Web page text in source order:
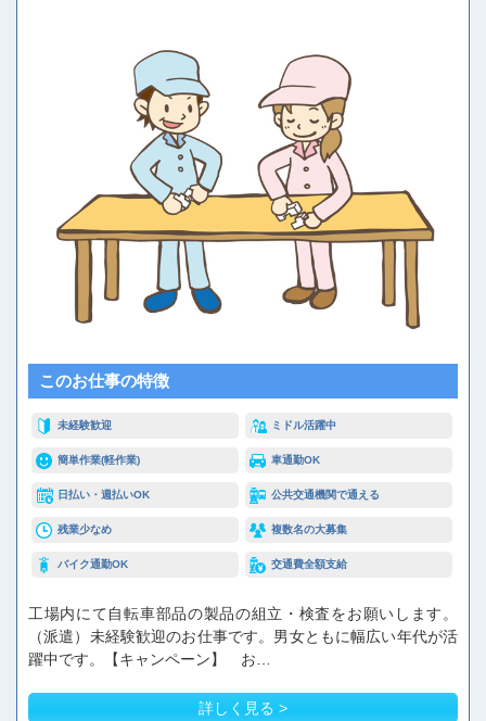
このお仕事の特徴
未経験歓迎 ミドル活躍中
簡単作業(軽作業) 車通勤OK
日払い・週払いOK 公共交通機関で通える
残業少なめ 複数名の大募集
バイク通勤OK 交通費全額支給
工場内にて自転車部品の製品の組立・検査をお願いします。
（派遣）未経験歓迎のお仕事です。男女ともに幅広い年代が活
躍中です。【キャンペーン】 お…
詳しく見る >
登録会場への行き方
仕事情報配信メール登録
よくあるご質問
お問い合わせ